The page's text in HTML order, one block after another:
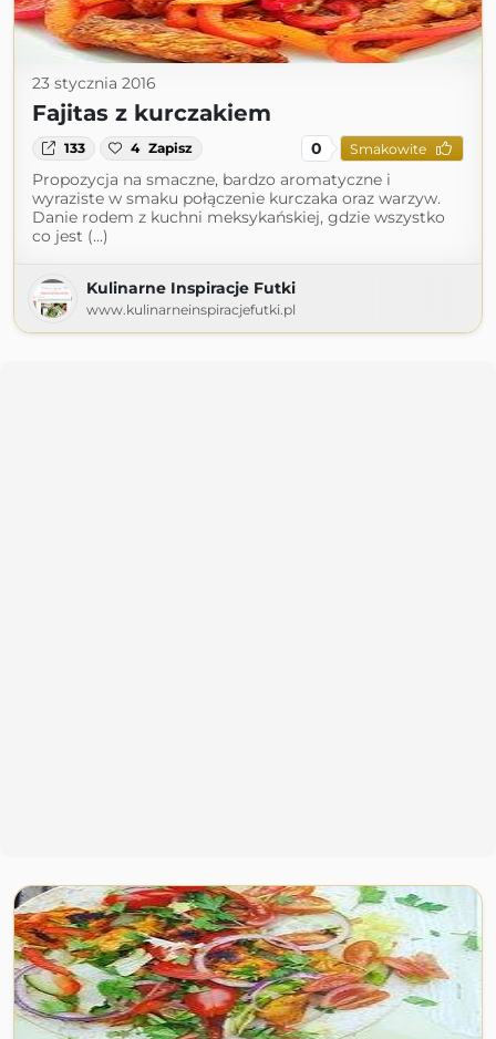
23 stycznia 2016
Fajitas z kurczakiem
133 4 Zapisz 0 Smakowite
Propozycja na smaczne, bardzo aromatyczne i
wyraziste w smaku połączenie kurczaka oraz warzyw.
Danie rodem z kuchni meksykańskiej, gdzie wszystko
co jest (...)
Kulinarne Inspiracje Futki
www.kulinarneinspiracjefutki.pl